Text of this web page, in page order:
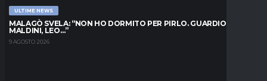
ULTIME NEWS
MALAGÒ SVELA: “NON HO DORMITO PER PIRLO. GUARDIOLA,
MALDINI, LEO…”
9 AGOSTO 2026